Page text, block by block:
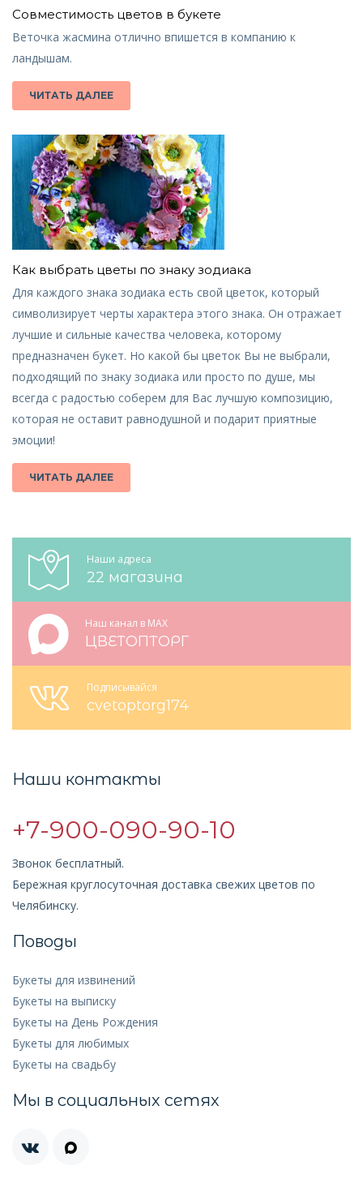
Совместимость цветов в букете
Веточка жасмина отлично впишется в компанию к
ландышам.
ЧИТАТЬ ДАЛЕЕ
Как выбрать цветы по знаку зодиака
Для каждого знака зодиака есть свой цветок, который
символизирует черты характера этого знака. Он отражает
лучшие и сильные качества человека, которому
предназначен букет. Но какой бы цветок Вы не выбрали,
подходящий по знаку зодиака или просто по душе, мы
всегда с радостью соберем для Вас лучшую композицию,
которая не оставит равнодушной и подарит приятные
эмоции!
ЧИТАТЬ ДАЛЕЕ
Наши адреса
22 магазина
Наш канал в MAX
ЦВЕТОПТОРГ
Подписывайся
cvetoptorg174
Наши контакты
+7-900-090-90-10
Звонок бесплатный.
Бережная круглосуточная доставка свежих цветов по
Челябинску.
Поводы
Букеты для извинений
Букеты на выписку
Букеты на День Рождения
Букеты для любимых
Букеты на свадьбу
Мы в социальных сетях